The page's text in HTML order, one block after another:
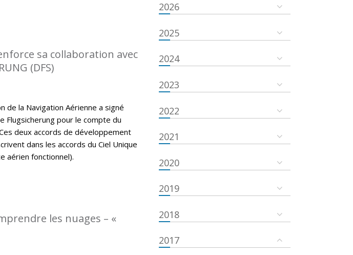
sa collaboration avec
(DFS)
de la Navigation Aérienne a signé
Flugsicherung pour le compte du
deux accords de développement
dans les accords du Ciel Unique
aérien fonctionnel).
les nuages – «
2026
2025
2024
2023
2022
2021
2020
2019
2018
2017